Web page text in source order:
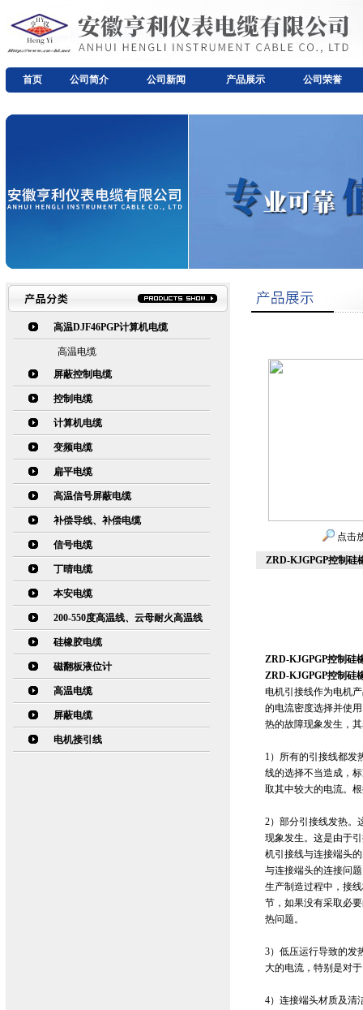
首页 公司简介 公司新闻 产品展示 公司荣誉
高温DJF46PGP计算机电缆
高温电缆
屏蔽控制电缆
控制电缆
计算机电缆
变频电缆
扁平电缆
高温信号屏蔽电缆
补偿导线、补偿电缆
信号电缆
丁晴电缆
本安电缆
200-550度高温线、云母耐火高温线
硅橡胶电缆
磁翻板液位计
高温电缆
屏蔽电缆
电机接引线
点击
ZRD-KJGPGP控制硅
ZRD-KJGPGP控制硅
ZRD-KJGPGP控制硅
电机引接线作为电机
的电流密度选择并使
热的故障现象发生，
1）所有的引接线都发
线的选择不当造成，
取其中较大的电流。
2）部分引接线发热。
现象发生。这是由于
机引接线与连接端头
与连接端头的连接问
生产制造过程中，接
节，如果没有采取必
热问题。
3）低压运行导致的发
大的电流，特别是对
4）连接端头材质及清